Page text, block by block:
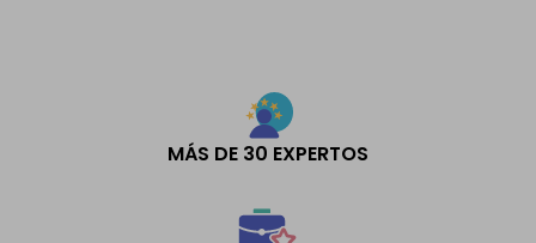
MÁS DE 30 EXPERTOS